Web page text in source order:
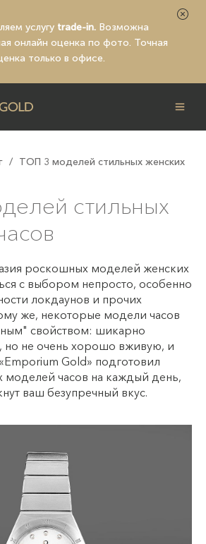
услугу trade-in. Возможна
онлайн оценка по фото. Точная
только в офисе.
/ ТОП 3 моделей стильных женских
стильных
роскошных моделей женских
с выбором непросто, особенно
локдаунов и прочих
же, некоторые модели часов
свойством: шикарно
но не очень хорошо вживую, и
Gold» подготовил
моделей часов на каждый день,
ваш безупречный вкус.